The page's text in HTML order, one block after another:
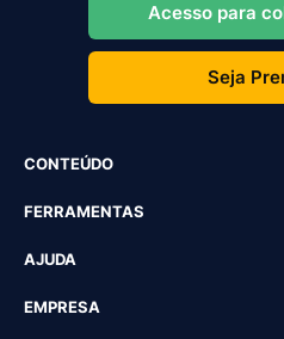
Acesso para
Seja
CONTEÚDO
FERRAMENTAS
AJUDA
EMPRESA